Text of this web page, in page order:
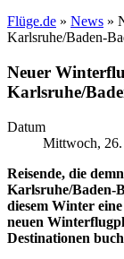
Flüge.de » News »
Karlsruhe/Baden-
Neuer
Karlsruhe/
Datum
Mittwoch,
Reisende, die
Karlsruhe/Baden-
diesem Winter
neuen
Destinationen